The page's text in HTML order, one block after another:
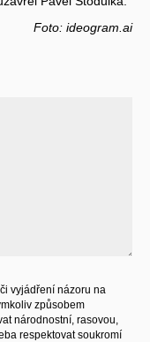
Foto: ideogram.ai
vyjádření názoru na
způsobem
národnostní, rasovou,
respektovat soukromí